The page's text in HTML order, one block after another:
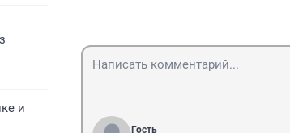
и
Гость